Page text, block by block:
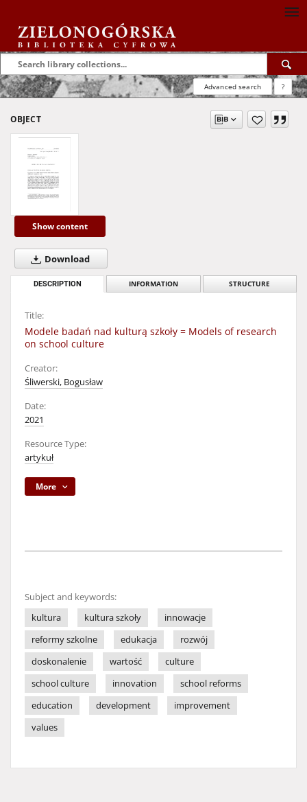
Advanced search ?
OBJECT
Show content
Download
DESCRIPTION INFORMATION STRUCTURE
Title:
Modele badań nad kulturą szkoły = Models of research
on school culture
Creator:
Śliwerski, Bogusław
Date:
2021
Resource Type:
artykuł
More
Subject and keywords:
kultura
kultura szkoły
innowacje
reformy szkolne
edukacja
rozwój
doskonalenie
wartość
culture
school culture
innovation
school reforms
education
development
improvement
values